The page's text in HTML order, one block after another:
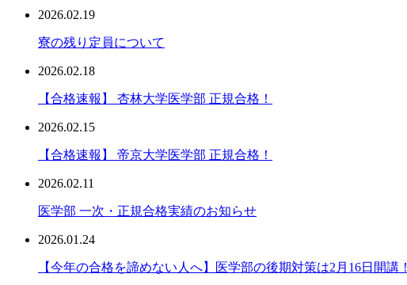
2026.02.19
寮の残り定員について
2026.02.18
【合格速報】 杏林大学医学部 正規合格！
2026.02.15
【合格速報】 帝京大学医学部 正規合格！
2026.02.11
医学部 一次・正規合格実績のお知らせ
2026.01.24
【今年の合格を諦めない人へ】医学部の後期対策は2月16日開講！